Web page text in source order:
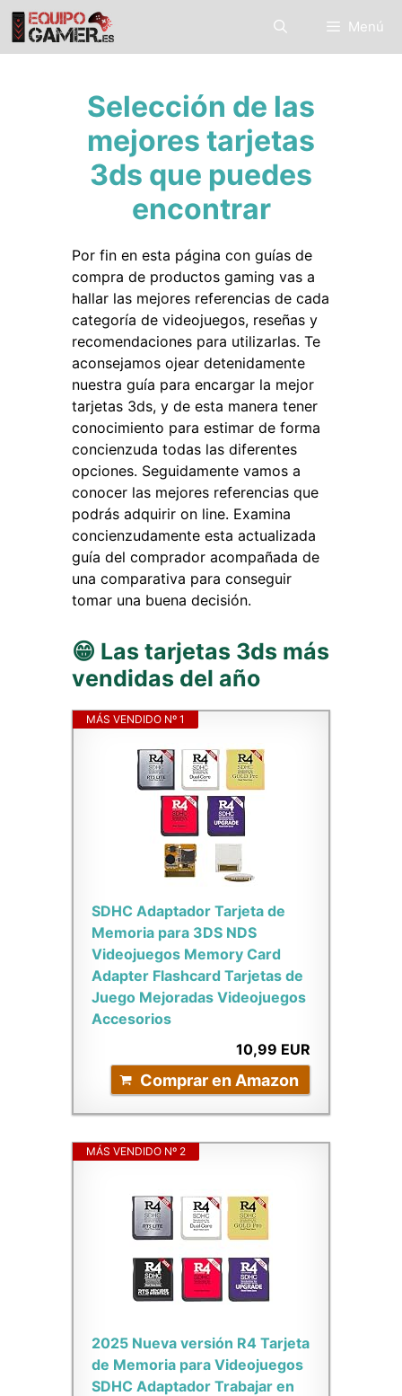
Saltar
contenido
Menú
Selección de las
mejores tarjetas
3ds que puedes
encontrar
Por fin en esta página con guías de
compra de productos gaming vas a
hallar las mejores referencias de cada
categoría de videojuegos, reseñas y
recomendaciones para utilizarlas. Te
aconsejamos ojear detenidamente
nuestra guía para encargar la mejor
tarjetas 3ds, y de esta manera tener
conocimiento para estimar de forma
concienzuda todas las diferentes
opciones. Seguidamente vamos a
conocer las mejores referencias que
podrás adquirir on line. Examina
concienzudamente esta actualizada
guía del comprador acompañada de
una comparativa para conseguir
tomar una buena decisión.
😁 Las tarjetas 3ds más
vendidas del año
MÁS VENDIDO Nº 1
SDHC Adaptador Tarjeta de
Memoria para 3DS NDS
Videojuegos Memory Card
Adapter Flashcard Tarjetas de
Juego Mejoradas Videojuegos
Accesorios
10,99 EUR
Comprar en Amazon
MÁS VENDIDO Nº 2
2025 Nueva versión R4 Tarjeta
de Memoria para Videojuegos
SDHC Adaptador Trabajar en